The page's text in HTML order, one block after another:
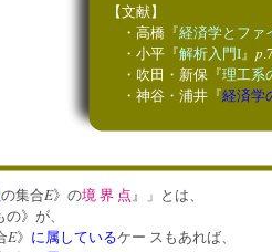
【文献】
・高橋『経済学とファ
・小平『解析入門I』 p
・吹田・新保『理工系
・神谷・浦井『経済学
の集合E》の境 界 点 』」とは、
の》が、
E》 に属しているケー スもあれば、